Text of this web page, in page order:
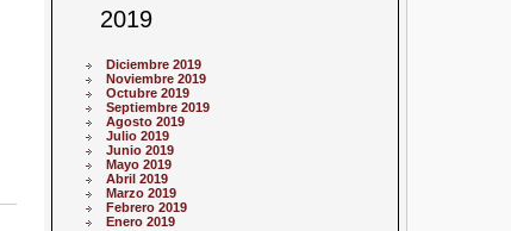
2019
Diciembre 2019
Noviembre 2019
Octubre 2019
Septiembre 2019
Agosto 2019
Julio 2019
Junio 2019
Mayo 2019
Abril 2019
Marzo 2019
Febrero 2019
Enero 2019